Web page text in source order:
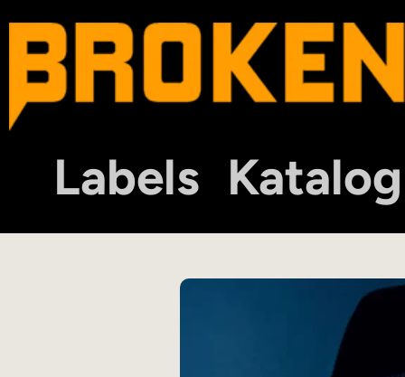
Labels Katalog